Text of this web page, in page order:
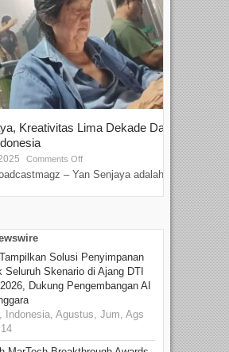
Kreativitas Lima Dekade Dalam
Comments Off
– Yan Senjaya adalah...
Solusi Penyimpanan
Seluruh Skenario di Ajang DTI
Dukung Pengembangan AI
Indonesia, Agustus, Jum, Ags